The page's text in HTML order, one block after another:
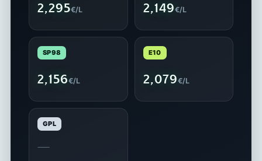
2,295€/L 2,149€/L
SP98
2,156€/L
E10
2,079€/L
GPL
—